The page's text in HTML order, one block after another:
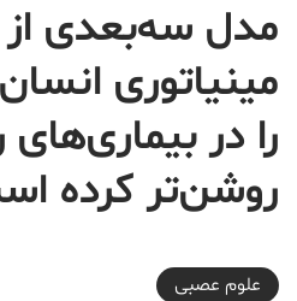
مدل سه‌بعدی
مینیاتوری
را در بیماری‌های
روشن‌تر کرده
2018-04-24T18:39:08+04:30
علوم عصبی